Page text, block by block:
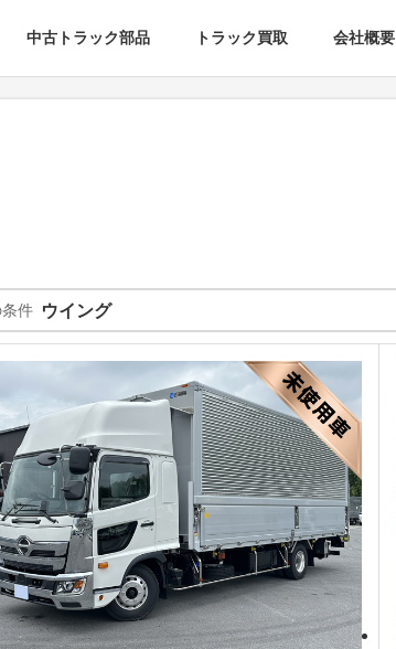
中古トラック部品 トラック買取 会社概要
件 ウイング